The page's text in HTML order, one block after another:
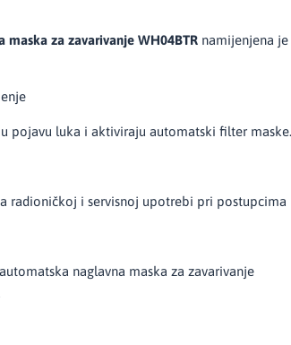
maska za zavarivanje WH04BTRnamijenjena je
pojavu luka i aktiviraju automatski filter
radioničkoj i servisnoj upotrebi pri postupcima
naglavna maska za zavarivanje